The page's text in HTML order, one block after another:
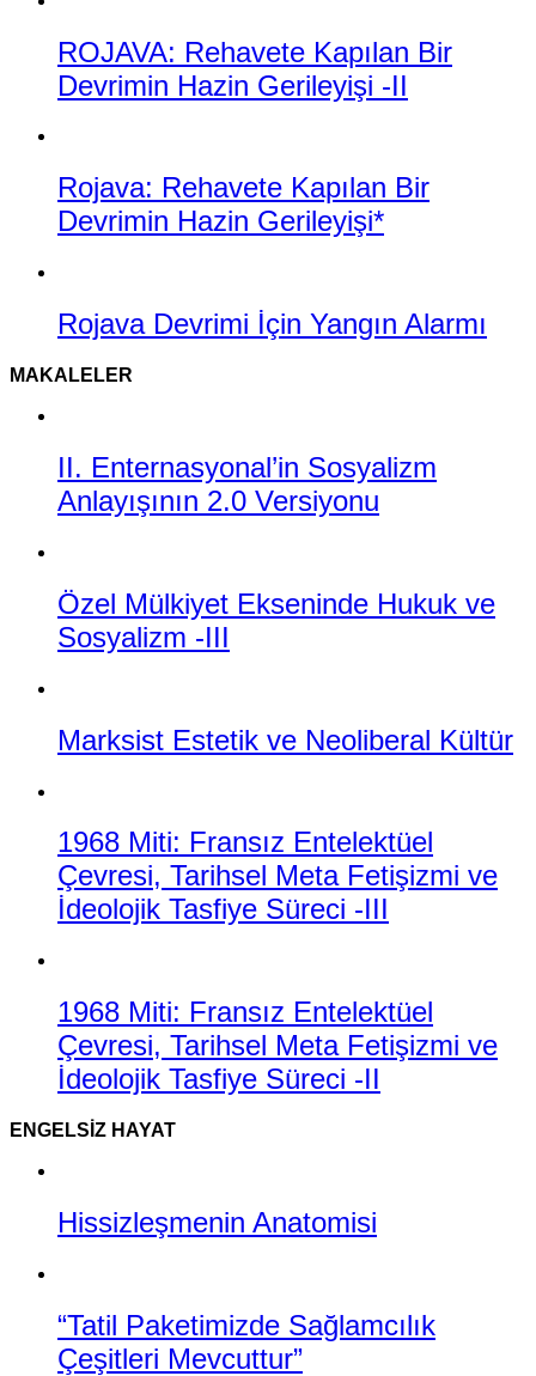
ROJAVA: Rehavete Kapılan Bir
Devrimin Hazin Gerileyişi -II
Rojava: Rehavete Kapılan Bir
Devrimin Hazin Gerileyişi*
Rojava Devrimi İçin Yangın Alarmı
MAKALELER
II. Enternasyonal’in Sosyalizm
Anlayışının 2.0 Versiyonu
Özel Mülkiyet Ekseninde Hukuk ve
Sosyalizm -III
Marksist Estetik ve Neoliberal Kültür
1968 Miti: Fransız Entelektüel
Çevresi, Tarihsel Meta Fetişizmi ve
İdeolojik Tasfiye Süreci -III
1968 Miti: Fransız Entelektüel
Çevresi, Tarihsel Meta Fetişizmi ve
İdeolojik Tasfiye Süreci -II
ENGELSIZ HAYAT
Hissizleşmenin Anatomisi
“Tatil Paketimizde Sağlamcılık
Çeşitleri Mevcuttur”